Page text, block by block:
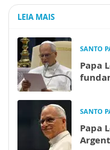
LEIA MAIS
SANTO
Papa
SANTO
Papa